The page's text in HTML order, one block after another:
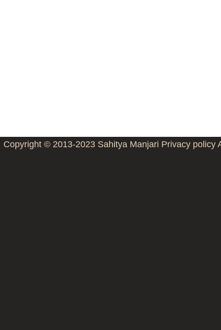
Copyright © 2013-2023 Sahitya Manjari Privacy policy